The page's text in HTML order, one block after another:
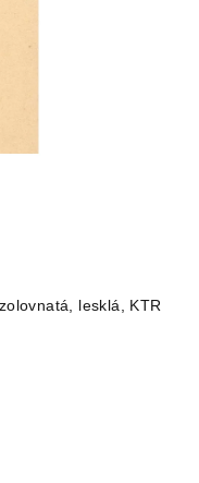
lesklá, KTR